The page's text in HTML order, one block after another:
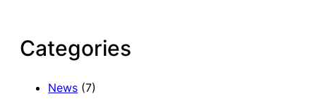
Categories
News (7)